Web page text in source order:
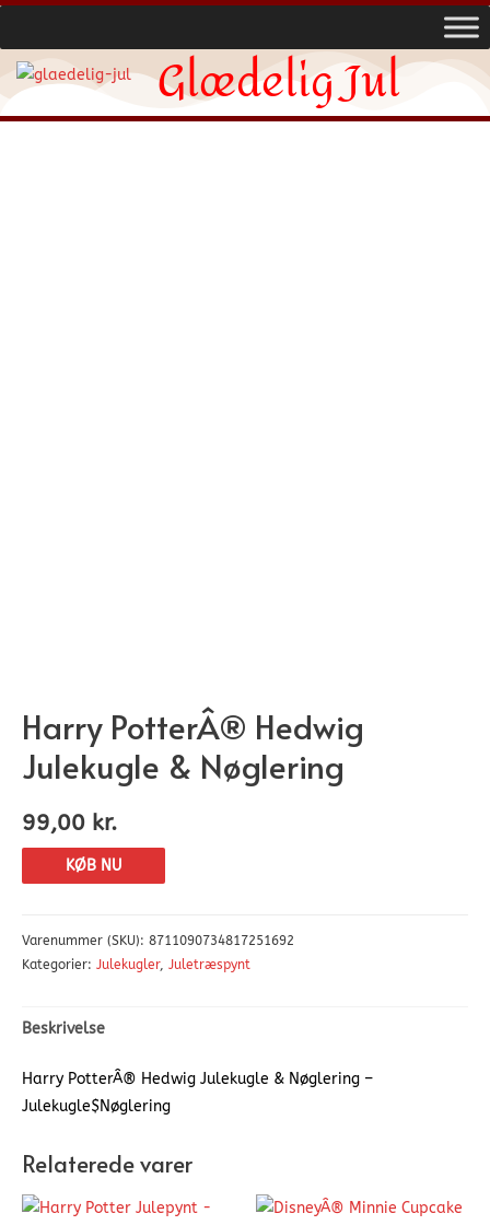
Glædelig Jul
Harry PotterÂ® Hedwig
Julekugle & Nøglering
99,00 kr.
KØB NU
Varenummer (SKU): 8711090734817251692
Kategorier: Julekugler, Juletræspynt
Beskrivelse
Harry PotterÂ® Hedwig Julekugle & Nøglering –
Julekugle$Nøglering
Relaterede varer